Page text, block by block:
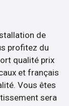
de
profitez du
qualité prix
et français
Vous êtes
sera